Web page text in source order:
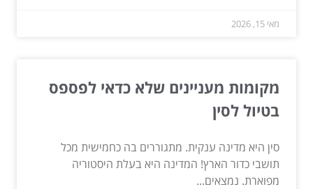
מאי 15, 2026
מקומות מעניינים שלא כדאי לפספס
בטיול לסין
סין היא מדינה ענקית. מתגוררים בה כחמישית מכל
תושבי כדור הארץ! המדינה היא בעלת היסטוריה
מפוארת. נמצאים...